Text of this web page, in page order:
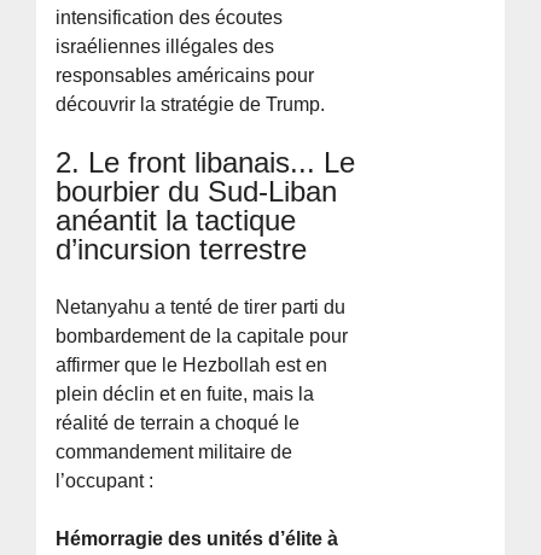
intensification des écoutes
israéliennes illégales des
responsables américains pour
découvrir la stratégie de Trump.
2. Le front libanais... Le
bourbier du Sud-Liban
anéantit la tactique
d’incursion terrestre
Netanyahu a tenté de tirer parti du
bombardement de la capitale pour
affirmer que le Hezbollah est en
plein déclin et en fuite, mais la
réalité de terrain a choqué le
commandement militaire de
l’occupant :
Hémorragie des unités d’élite à